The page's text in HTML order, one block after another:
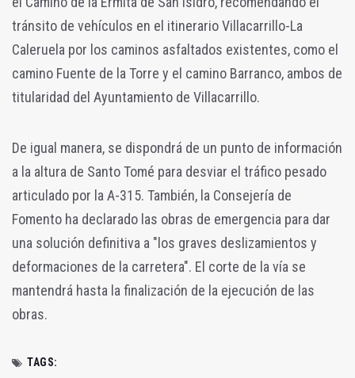
tránsito de vehículos en el itinerario Villacarrillo-La
Caleruela por los caminos asfaltados existentes, como el
camino Fuente de la Torre y el camino Barranco, ambos de
titularidad del Ayuntamiento de Villacarrillo.
De igual manera, se dispondrá de un punto de información
a la altura de Santo Tomé para desviar el tráfico pesado
articulado por la A-315. También, la Consejería de
Fomento ha declarado las obras de emergencia para dar
una solución definitiva a "los graves deslizamientos y
deformaciones de la carretera". El corte de la vía se
mantendrá hasta la finalización de la ejecución de las
obras.
TAGS: